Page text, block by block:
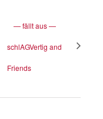
— fällt aus —
schlAGVertig and
Friends